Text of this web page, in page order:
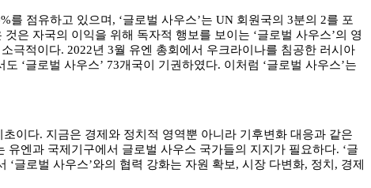
점유하고 있으며, ‘글로벌 사우스’는 UN 회원국의 3분의 2를 포
은 자국의 이익을 위해 독자적 행보를 보이는 ‘글로벌 사우스’의 영
극적이다. 2022년 3월 유엔 총회에서 우크라이나를 침공한 러시아
‘글로벌 사우스’ 73개국이 기권하였다. 이처럼 ‘글로벌 사우스’는
이다. 지금은 경제와 정치적 영역뿐 아니라 기후변화 대응과 같은
엔과 국제기구에서 글로벌 사우스 국가들의 지지가 필요하다. ‘글
글로벌 사우스’와의 협력 강화는 자원 확보, 시장 다변화, 정치, 경제